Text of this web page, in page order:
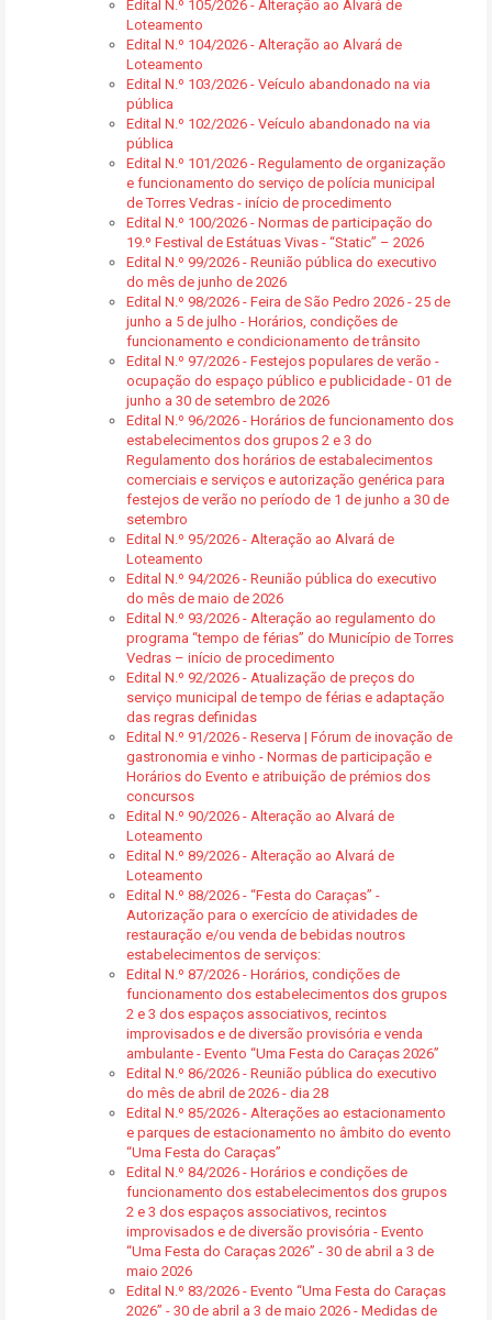
Edital N.º 105/2026 - Alteração ao Alvará de
Loteamento
Edital N.º 104/2026 - Alteração ao Alvará de
Loteamento
Edital N.º 103/2026 - Veículo abandonado na via
pública
Edital N.º 102/2026 - Veículo abandonado na via
pública
Edital N.º 101/2026 - Regulamento de organização
e funcionamento do serviço de polícia municipal
de Torres Vedras - início de procedimento
Edital N.º 100/2026 - Normas de participação do
19.º Festival de Estátuas Vivas - “Static” – 2026
Edital N.º 99/2026 - Reunião pública do executivo
do mês de junho de 2026
Edital N.º 98/2026 - Feira de São Pedro 2026 - 25 de
junho a 5 de julho - Horários, condições de
funcionamento e condicionamento de trânsito
Edital N.º 97/2026 - Festejos populares de verão -
ocupação do espaço público e publicidade - 01 de
junho a 30 de setembro de 2026
Edital N.º 96/2026 - Horários de funcionamento dos
estabelecimentos dos grupos 2 e 3 do
Regulamento dos horários de estabalecimentos
comerciais e serviços e autorização genérica para
festejos de verão no período de 1 de junho a 30 de
setembro
Edital N.º 95/2026 - Alteração ao Alvará de
Loteamento
Edital N.º 94/2026 - Reunião pública do executivo
do mês de maio de 2026
Edital N.º 93/2026 - Alteração ao regulamento do
programa “tempo de férias” do Município de Torres
Vedras – início de procedimento
Edital N.º 92/2026 - Atualização de preços do
serviço municipal de tempo de férias e adaptação
das regras definidas
Edital N.º 91/2026 - Reserva | Fórum de inovação de
gastronomia e vinho - Normas de participação e
Horários do Evento e atribuição de prémios dos
concursos
Edital N.º 90/2026 - Alteração ao Alvará de
Loteamento
Edital N.º 89/2026 - Alteração ao Alvará de
Loteamento
Edital N.º 88/2026 - “Festa do Caraças” -
Autorização para o exercício de atividades de
restauração e/ou venda de bebidas noutros
estabelecimentos de serviços:
Edital N.º 87/2026 - Horários, condições de
funcionamento dos estabelecimentos dos grupos
2 e 3 dos espaços associativos, recintos
improvisados e de diversão provisória e venda
ambulante - Evento “Uma Festa do Caraças 2026”
Edital N.º 86/2026 - Reunião pública do executivo
do mês de abril de 2026 - dia 28
Edital N.º 85/2026 - Alterações ao estacionamento
e parques de estacionamento no âmbito do evento
“Uma Festa do Caraças”
Edital N.º 84/2026 - Horários e condições de
funcionamento dos estabelecimentos dos grupos
2 e 3 dos espaços associativos, recintos
improvisados e de diversão provisória - Evento
“Uma Festa do Caraças 2026” - 30 de abril a 3 de
maio 2026
Edital N.º 83/2026 - Evento “Uma Festa do Caraças
2026” - 30 de abril a 3 de maio 2026 - Medidas de